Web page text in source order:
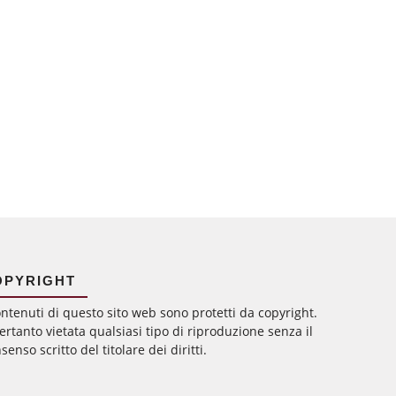
di questo sito web sono protetti da copyright.
vietata qualsiasi tipo di riproduzione senza il
scritto del titolare dei diritti.